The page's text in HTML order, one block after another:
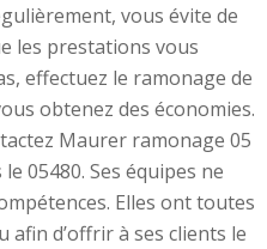
vous évite de
les prestations vous
effectuez le ramonage de
obtenez des économies.
Maurer ramonage 05
05480. Ses équipes ne
Elles ont toutes
d’offrir à ses clients le